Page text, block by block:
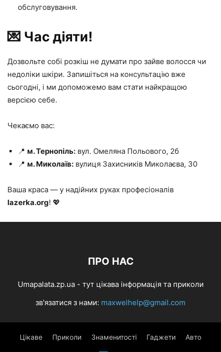
обслуговування.
💌 Час діяти!
Дозвольте собі розкіш не думати про зайве волосся чи
недоліки шкіри. Запишіться на консультацію вже
сьогодні, і ми допоможемо вам стати найкращою
версією себе.
Чекаємо вас:
📍 м. Тернопіль: вул. Омеляна Польового, 2б
📍 м. Миколаїв: вулиця Захисників Миколаєва, 30
Ваша краса — у надійних руках професіоналів
lazerka.org! 💖
ПРО НАС
Umapalata.zp.ua - тут цікава інформація та приколи
зв'язатися з нами: maxwelhelp@gmail.com
Цікаве Приколи Знаменитості Гаджети Авто